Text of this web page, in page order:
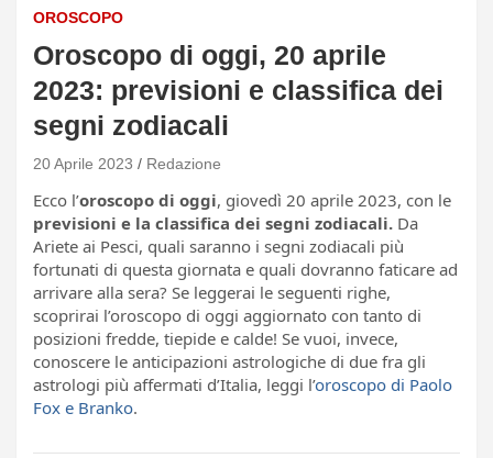
OROSCOPO
Oroscopo di oggi, 20 aprile
2023: previsioni e classifica dei
segni zodiacali
20 Aprile 2023 Redazione
Ecco l’oroscopo di oggi, giovedì 20 aprile 2023, con le
previsioni e la classifica dei segni zodiacali. Da
Ariete ai Pesci, quali saranno i segni zodiacali più
fortunati di questa giornata e quali dovranno faticare ad
arrivare alla sera? Se leggerai le seguenti righe,
scoprirai l’oroscopo di oggi aggiornato con tanto di
posizioni fredde, tiepide e calde! Se vuoi, invece,
conoscere le anticipazioni astrologiche di due fra gli
astrologi più affermati d’Italia, leggi l’oroscopo di Paolo
Fox e Branko.